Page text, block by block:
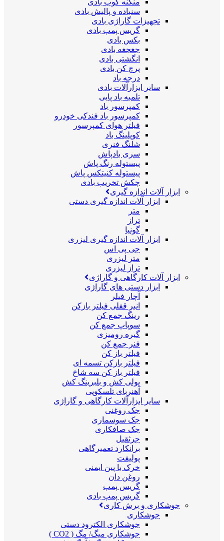
منگنه کوب بادی
سنباده و پالیش بادی
تجهیزات گاراژی بادی
گریس پمپ بادی
بکس بادی
جغجغه بادی
انگشتی بادی
پرچ کن بادی
درجه باد
سایر ابزارآلات بادی
تلمبه باد پایی
کمپرسور باد
کمپرسور باد فندکی خودرو
فیلتر هوای کمپرسور
کوپلینگ باد
شلنگ فنری
سری بادپاش
پیستوله رنگ پاش
پیستوله کنیتکس پاش
چکش تخریب بادی
ابزار آلات اندازه گیری
ابزار آلات اندازه گیری دستی
متر
تراز
گونیا
ابزار آلات اندازه گیری لیزری
جی پی اس
متر لیزری
تراز لیزری
ابزار آلات کارگاهی و گاراژی
ابزار دستی های گاراژی
آچار فیلر
انبر قفلی فیلتر بازکن
رینگ جمع کن
سوپاپ جمع کن
گیره رومیزی
فنر جمع کن
فیلتر باز کن
فیلتر بازکن تسمه ای
فیلتر باز کن سه شاخ
پولی کش و بلبرینگ کش
آهنربای تلسکوپی
سایر ابزارآلات کارگاهی و گاراژی
جک روغنی
جک سوسماری
جک صافکاری
جرثقیل
برانکارد تعمیرگاهی
پولیفت
خرک با پین ایمنی
روغن دان
گریس پمپ
گریس پمپ بادی
جوشکاری و برش کاری
جوشکاری
جوشکاری الکترود دستی
جوشکاری میگ/ مگ ( CO2 )